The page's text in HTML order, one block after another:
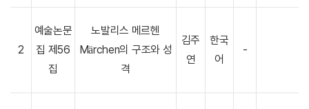
2
예술논문
집 제56
집
노발리스 메르헨
Märchen의 구조와 성
격
김주
연
한국
어
-